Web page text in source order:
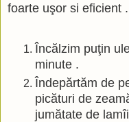
foarte uşor si eficient .
Încălzim puţin
minute .
Îndepărtăm de
picături de
jumătate de